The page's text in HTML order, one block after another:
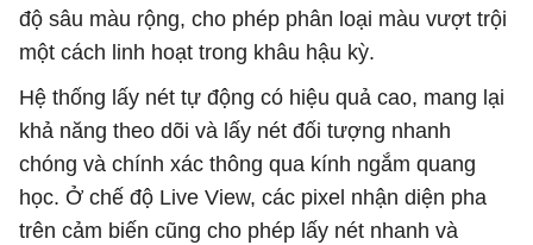
độ sâu màu rộng, cho phép phân loại màu vượt trội
một cách linh hoạt trong khâu hậu kỳ.
Hệ thống lấy nét tự động có hiệu quả cao, mang lại
khả năng theo dõi và lấy nét đối tượng nhanh
chóng và chính xác thông qua kính ngắm quang
học. Ở chế độ Live View, các pixel nhận diện pha
trên cảm biến cũng cho phép lấy nét nhanh và